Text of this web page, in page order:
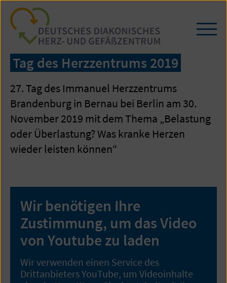
Zum
Seiteninhalt
springen
Tag des Herzzentrums 2019
27. Tag des Immanuel Herzzentrums
Brandenburg in Bernau bei Berlin am 30.
November 2019 mit dem Thema „Belastung
oder Überlastung? Was kranke Herzen
wieder leisten können“
Wir benötigen Ihre
Zustimmung, um das Video
von Youtube zu laden
Wir verwenden einen Service des
Drittanbieters YouTube, um Videoinhalte